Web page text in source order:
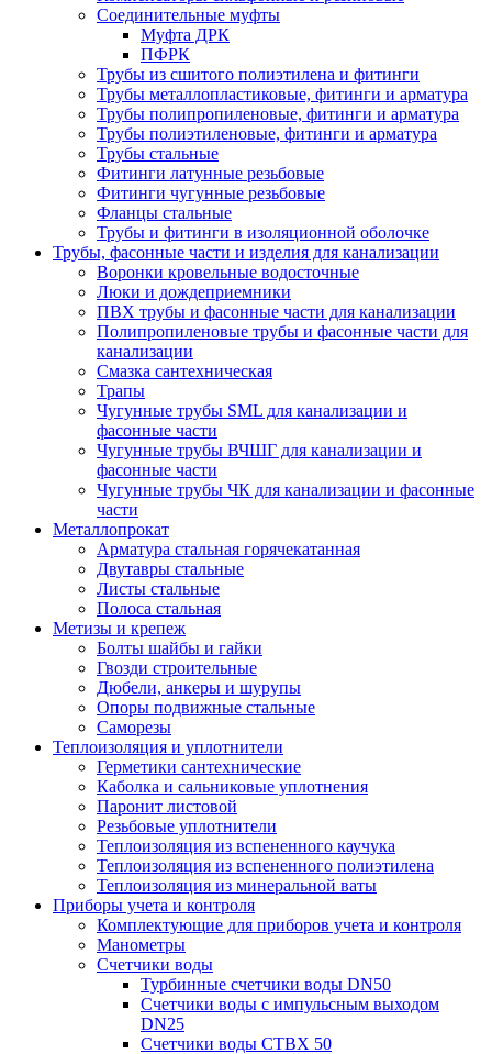
Соединительные муфты
Муфта ДРК
ПФРК
Трубы из сшитого полиэтилена и фитинги
Трубы металлопластиковые, фитинги и арматура
Трубы полипропиленовые, фитинги и арматура
Трубы полиэтиленовые, фитинги и арматура
Трубы стальные
Фитинги латунные резьбовые
Фитинги чугунные резьбовые
Фланцы стальные
Трубы и фитинги в изоляционной оболочке
Трубы, фасонные части и изделия для канализации
Воронки кровельные водосточные
Люки и дождеприемники
ПВХ трубы и фасонные части для канализации
Полипропиленовые трубы и фасонные части для
канализации
Смазка сантехническая
Трапы
Чугунные трубы SML для канализации и
фасонные части
Чугунные трубы ВЧШГ для канализации и
фасонные части
Чугунные трубы ЧК для канализации и фасонные
части
Металлопрокат
Арматура стальная горячекатанная
Двутавры стальные
Листы стальные
Полоса стальная
Метизы и крепеж
Болты шайбы и гайки
Гвозди строительные
Дюбели, анкеры и шурупы
Опоры подвижные стальные
Саморезы
Теплоизоляция и уплотнители
Герметики сантехнические
Каболка и сальниковые уплотнения
Паронит листовой
Резьбовые уплотнители
Теплоизоляция из вспененного каучука
Теплоизоляция из вспененного полиэтилена
Теплоизоляция из минеральной ваты
Приборы учета и контроля
Комплектующие для приборов учета и контроля
Манометры
Счетчики воды
Турбинные счетчики воды DN50
Счетчики воды с импульсным выходом
DN25
Счетчики воды СТВХ 50